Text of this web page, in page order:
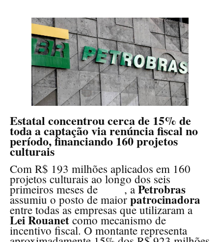
Estatal concentrou cerca de 15% de
toda a captação via renúncia fiscal no
período, financiando 160 projetos
culturais
Com R$ 193 milhões aplicados em 160
projetos culturais ao longo dos seis
primeiros meses de 2026, a Petrobras
assumiu o posto de maior patrocinadora
entre todas as empresas que utilizaram a
Lei Rouanet como mecanismo de
incentivo fiscal. O montante representa